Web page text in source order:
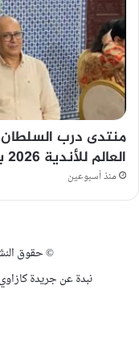
منتدى درب السلطان
العالم للأندية 2026 بمصر(فيديو)
منذ أسبوعين
© حقوق النشر 2026، جميع الحقوق
نبدة عن جريدة كازاوي